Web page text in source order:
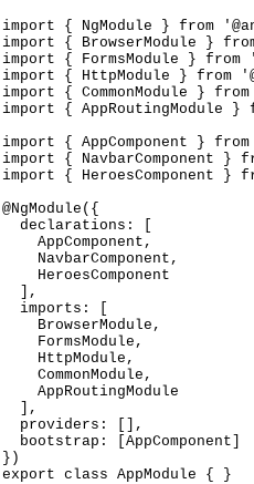
import { NgModule } from
import { BrowserModule }
import { FormsModule } from
import { HttpModule } from
import { CommonModule }
import { AppRoutingModule
import { AppComponent }
import { NavbarComponent }
import { HeroesComponent }
@NgModule({
  declarations: [
    AppComponent,
    NavbarComponent,
    HeroesComponent
  ],
  imports: [
    BrowserModule,
    FormsModule,
    HttpModule,
    CommonModule,
    AppRoutingModule
  ],
  providers: [],
  bootstrap: [AppComponent]
})
export class AppModule { }